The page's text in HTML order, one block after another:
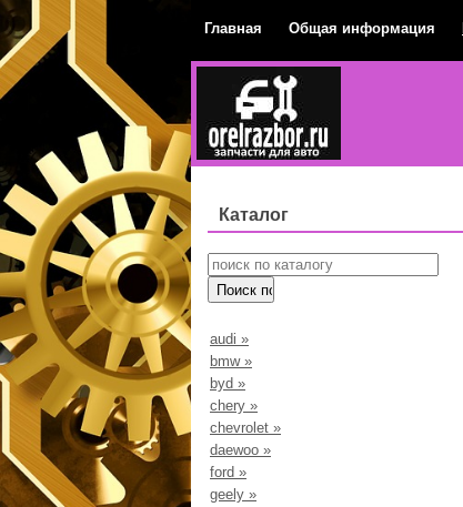
Главная Общая информация
Каталог
audi »
bmw»
byd »
chery »
chevrolet »
daewoo »
ford »
geely »